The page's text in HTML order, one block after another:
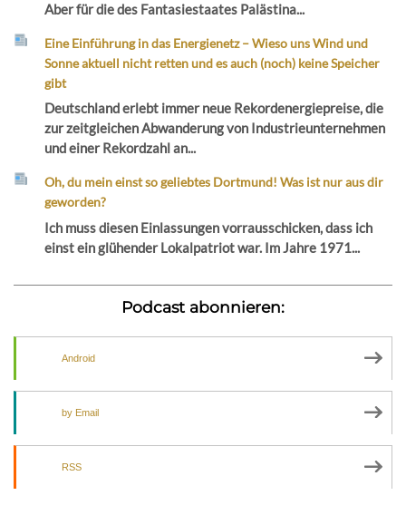
Aber für die des Fantasiestaates Palästina...
Eine Einführung in das Energienetz – Wieso uns Wind und
Sonne aktuell nicht retten und es auch (noch) keine Speicher
gibt
Deutschland erlebt immer neue Rekordenergiepreise, die
zur zeitgleichen Abwanderung von Industrieunternehmen
und einer Rekordzahl an...
Oh, du mein einst so geliebtes Dortmund! Was ist nur aus dir
geworden?
Ich muss diesen Einlassungen vorrausschicken, dass ich
einst ein glühender Lokalpatriot war. Im Jahre 1971...
Podcast abonnieren:
Android
by Email
RSS